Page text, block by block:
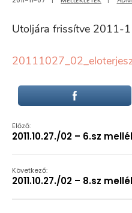
Utoljára frissítve 2011-
Előző:
2011.10.27./02 – 6.sz
Következő:
2011.10.27./02 – 8.sz